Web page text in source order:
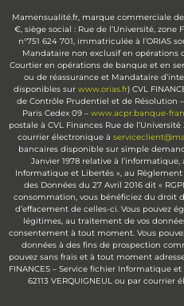
Mamensualité.fr, marque commerciale de
€, siège social : Rue de l’Université, zone
n°751 624 701, immatriculée à l’ORIAS
Mandataire non exclusif en opérations
Courtier en opérations de banque et en
ou de réassurance et Mandataire
disponibles sur www.orias.fr) CVL
de Contrôle Prudentiel et de Résolution
Paris Cedex 09 – www.acpr.banque-
postale à CVL Finances Rue de
courrier électronique à
bancaires disponible sur simple
Janvier 1978 relative à
Informatique et Libertés », au
des Données du 27 Avril 2016 dit «
consommation, vous bénéficiez du droit
d’effacement de celles-ci. Vous pouvez
légitimes, au traitement de vos
consentement à tout moment. Vous
données à des fins de prospection
pouvez sans frais et à tout moment
FINANCES – Service fichier Informatique
62113 VERQUIGNEUL ou par courrier